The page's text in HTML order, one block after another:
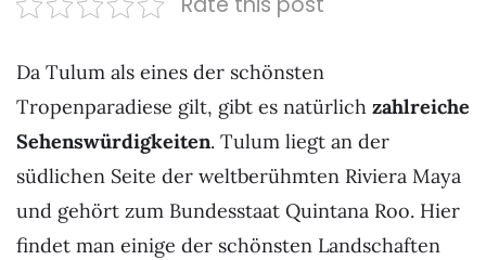
Da Tulum als eines der schönsten
Tropenparadiese gilt, gibt es natürlich zahlreiche
Sehenswürdigkeiten. Tulum liegt an der
südlichen Seite der weltberühmten Riviera Maya
und gehört zum Bundesstaat Quintana Roo. Hier
findet man einige der schönsten Landschaften